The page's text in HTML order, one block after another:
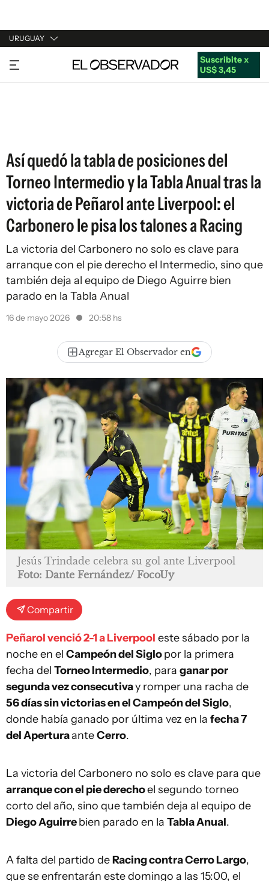
URUGUAY
URUGUAY
ARGENTINA
Suscribite x
US$ 3,45
Así quedó la tabla de posiciones del
Torneo Intermedio y la Tabla Anual tras la
victoria de Peñarol ante Liverpool: el
Carbonero le pisa los talones a Racing
La victoria del Carbonero no solo es clave para
arranque con el pie derecho el Intermedio, sino que
también deja al equipo de Diego Aguirre bien
parado en la Tabla Anual
16 de mayo 2026 20:58 hs
Agregar El Observador en
Jesús Trindade celebra su gol ante Liverpool
Foto: Dante Fernández/ FocoUy
Compartir
Peñarol venció 2-1 a Liverpool este sábado por la
noche en el Campeón del Siglopor la primera
fecha del Torneo Intermedio, para ganar por
segunda vez consecutivay romper una racha de
56 días sin victorias en el Campeón del Siglo,
donde había ganado por última vez en la fecha 7
del AperturaanteCerro.
La victoria del Carbonero no solo es clave para que
arranque con el pie derechoel segundo torneo
corto del año, sino que también deja al equipo de
Diego Aguirrebien parado en la Tabla Anual.
A falta del partido deRacing contra Cerro Largo,
que se enfrentarán este domingo a las 15:00, el